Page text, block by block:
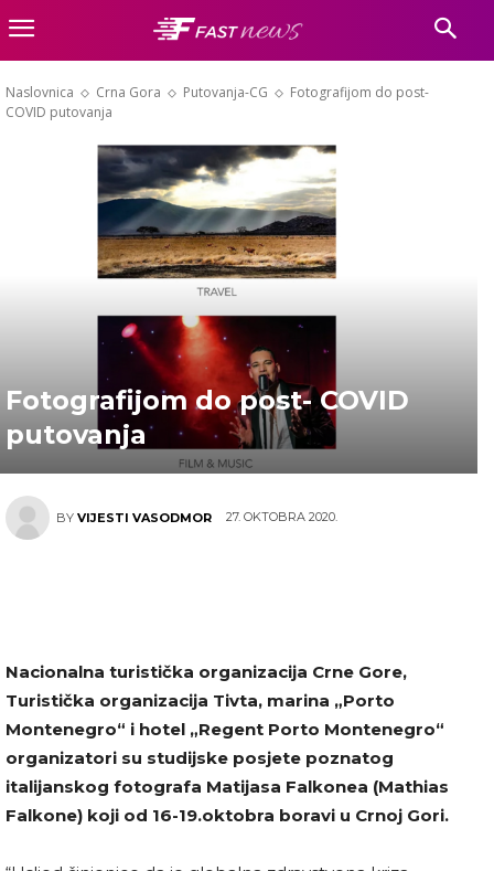
Naslovnica Crna Gora Putovanja-CG
Fotografijom do post-
COVID putovanja
Fotografijom do post- COVID
putovanja
BY VIJESTI VASODMOR 27. OKTOBRA 2020.
Nacionalna turistička organizacija Crne Gore,
Turistička organizacija Tivta, marina „Porto
Montenegro“ i hotel „Regent Porto Montenegro“
organizatori su studijske posjete poznatog
italijanskog fotografa Matijasa Falkonea (Mathias
Falkone) koji od 16-19.oktobra boravi u Crnoj Gori.